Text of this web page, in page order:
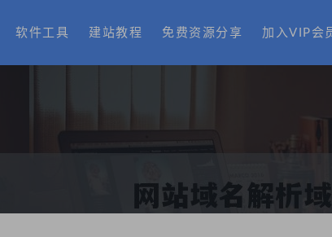
软件工具 建站教程 免费资源分享 加入VIP会